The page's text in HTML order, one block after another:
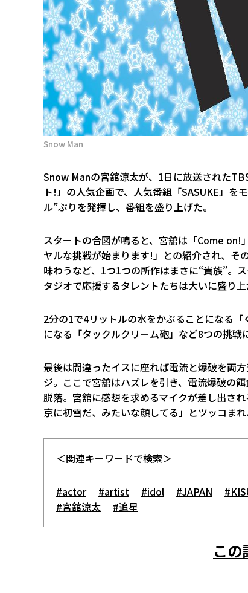
Snow Man
Snow Manの宮舘涼太が、1日に放送された
ト!」の人気企画で、人気番組「SASUKE」を
ル”ぶりを発揮し、番組を盛り上げた。
スタートの合図が鳴ると、宮舘は「Come on!
ヤルな挑戦が始まります!」との紹介され、そ
味わうなど、1つ1つの所作はまさに“貴族”。
タジオで応援するタレントたちは大いに盛り上
2分の1で4リットルの水をかぶることになる
になる「タックルクリーム砲」など8つの挑戦
最後は間違ったイスに座れば電流と爆破を両
ジ。ここで宮舘はハズレを引き、電流爆破の
脱落。宮舘に感想を求めるマイクが差し出さ
京に初雪だ、みたいな顔してる」とツッコま
＜関連キーワードで検索＞
#actor #artist #idol #JAPAN
#宮舘涼太
#追星
この